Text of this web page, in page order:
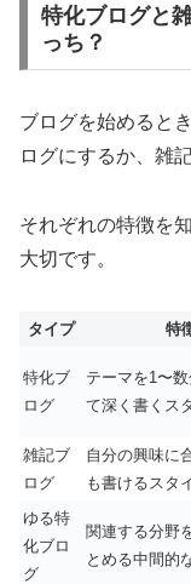
特化ブログと
っち？
ブログを始めると
ログにするか、雑
それぞれの特徴を
大切です。
タイプ 特
特化ブ
ログ
テーマを1〜
て深く書くス
雑記ブ
ログ
自分の興味に
も書けるスタ
ゆる特
化ブロ
グ
関連する分野
とめる中間的